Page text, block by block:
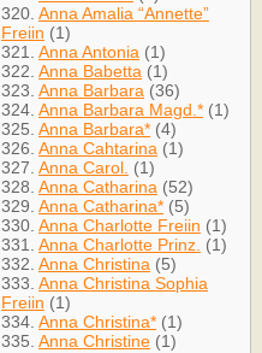
320. Anna Amalia “Annette”
Freiin (1)
321. Anna Antonia (1)
322. Anna Babetta (1)
323. Anna Barbara (36)
324. Anna Barbara Magd.* (1)
325. Anna Barbara* (4)
326. Anna Cahtarina (1)
327. Anna Carol. (1)
328. Anna Catharina (52)
329. Anna Catharina* (5)
330. Anna Charlotte Freiin (1)
331. Anna Charlotte Prinz. (1)
332. Anna Christina (5)
333. Anna Christina Sophia
Freiin (1)
334. Anna Christina* (1)
335. Anna Christine (1)